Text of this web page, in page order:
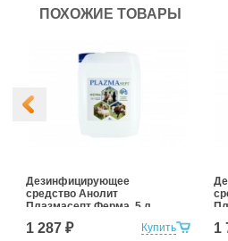
ПОХОЖИЕ ТОВАРЫ
Купить
Дезинфицирующее
средство Анолит
Плазмасепт Ферма, 5 л
1 287 ₽ 1